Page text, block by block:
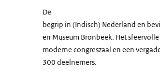
De
begrip in (Indisch) Nederland en
en Museum Bronbeek. Het
moderne congreszaal en een
300 deelnemers.